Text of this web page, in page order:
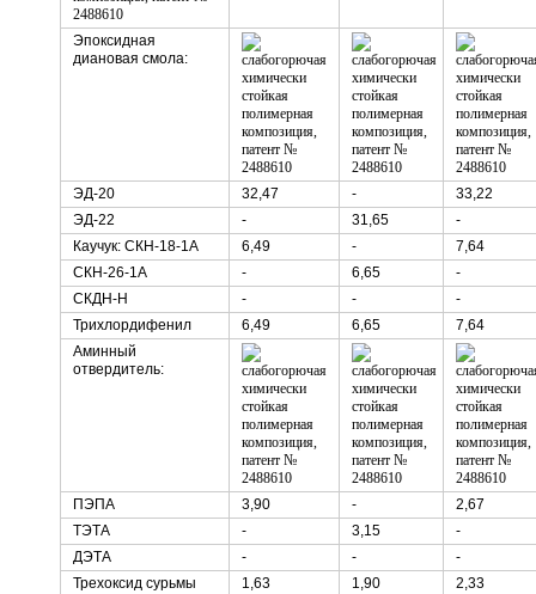
Эпоксидная
диановая смола:
ЭД-20 32,47 -
33,22
ЭД-22
- 31,65
-
Каучук: СКН-18-1А
6,49 -
7,64
СКН-26-1А
- 6,65
-
СКДН-Н
- -
-
Трихлордифенил
6,49 6,65
7,64
Аминный
отвердитель:
ПЭПА 3,90 -
2,67
ТЭТА
- 3,15
-
ДЭТА
- -
-
Трехоксид сурьмы
1,63 1,90
2,33